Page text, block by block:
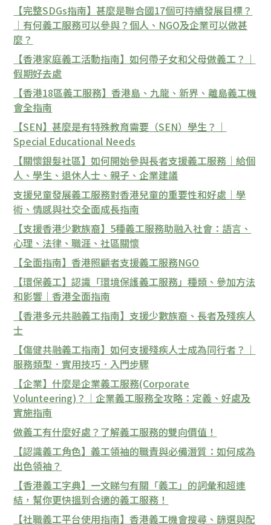
【完整SDGs指南】甚麼是聯合國17個可持續發展目標？
｜有何義工服務可以參與？個人、NGO及企業可以做甚
麼？
【香港家庭義工活動指南】如何帶子女和父母做義工？｜
假期好去處
【香港18區義工服務】香港島、九龍、新界、離島義工機
會全指南
【SEN】甚麼是有特殊教育需要（SEN）學生？｜
Special Educational Needs
【關懷銀髮社區】如何開始參與長者支援義工服務｜給個
人、學生、退休人士、親子、企業建議
支援兒童發展義工服務對香港兒童的重要性和好處｜學
術、情感與社交全面成長指南
【支援香港少數族裔】5種義工服務助融入社會：語言、
心理、法律、職涯、社區關懷
【全面指南】香港照顧者支援義工服務NGO
【環保義工】認識「環境保護義工服務」種類、參加方法
和影響｜香港全面指南
【香港多元共融義工指南】支援少數族裔、長者及殘疾人
士
【傷健共融義工指南】如何支援殘疾人士成為同行者？｜
服務類型．實用技巧．入門步驟
【企業】什麼是企業義工服務(Corporate
Volunteering)？｜企業義工服務全攻略：定義、好處及
實施指南
做義工有什麼好處？了解義工服務的雙向價值！
【認識義工角色】義工領袖的職責與必備潛質：如何成為
出色領袖？
【香港義工字典】一文睇勻有關「義工」的詞彙和超連
結，幫你更快搵到合適的義工服務！
【社職義工平台使用指南】香港義工機會搜尋、篩選與配